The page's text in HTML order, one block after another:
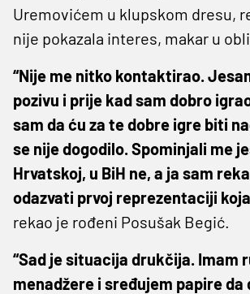
Uremovićem u klupskom dresu,
nije pokazala interes, makar u
“Nije me nitko kontaktirao.
pozivu i prije kad sam dobro
sam da ću za te dobre igre biti
se nije dogodilo. Spominjali me
Hrvatskoj, u BiH ne, a ja sam
odazvati prvoj reprezentaciji koja
rekao je rođeni Posušak Begić.
“Sad je situacija drukčija. Imam
menadžere i sređujem papire da